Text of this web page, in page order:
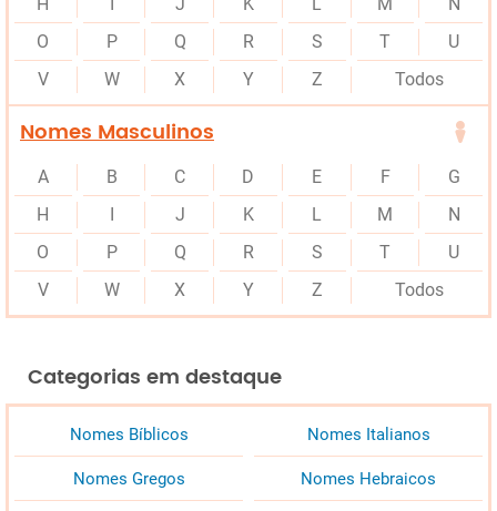
O
P Q R S T
U
V
W X Y Z Todos
Nomes Masculinos
A B C D E F
G
H
J K L M
N
O
P Q R S T
U
V
W X Y Z Todos
Categorias em destaque
Nomes Bíblicos Nomes Italianos
Nomes Gregos Nomes Hebraicos